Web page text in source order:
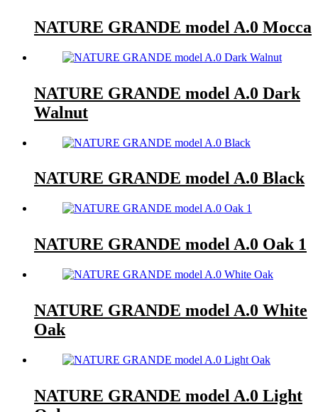
NATURE GRANDE model A.0 Mocca
NATURE GRANDE model A.0 Dark
Walnut
NATURE GRANDE model A.0 Black
NATURE GRANDE model A.0 Oak 1
NATURE GRANDE model A.0 White
Oak
NATURE GRANDE model A.0 Light